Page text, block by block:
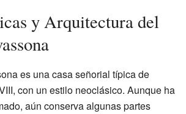
y Arquitectura del
es una casa señorial típica de
con un estilo neoclásico. Aunque ha
aún conserva algunas partes